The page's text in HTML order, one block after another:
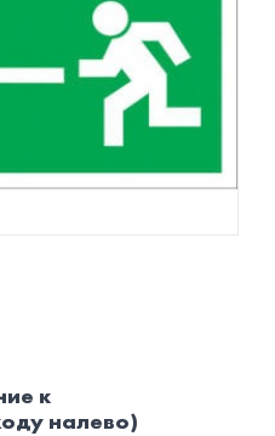
к
налево)